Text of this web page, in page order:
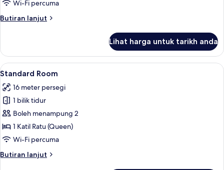
Wi-Fi percuma
Butiran lanjut
Butiran
Room,
Berbilang
Katil
Lihat harga untuk tarikh anda
Lihat
semua
foto
untuk
Standard
Room
Meja, kalis bunyi, seterika/papan
7
Standard Room
16 meter persegi
1 bilik tidur
Boleh menampung 2
1 Katil Ratu (Queen)
Wi-Fi percuma
Butiran lanjut
Butiran